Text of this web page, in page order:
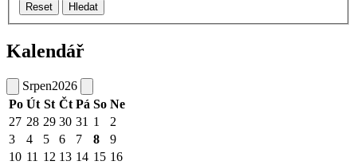
Reset Hledat
Kalendář
Srpen2026
Po Út St Čt Pá So Ne
27 28 29 30 31 1
2
3
4 5 6 7 8
9
10 11 12 13 14 15 16